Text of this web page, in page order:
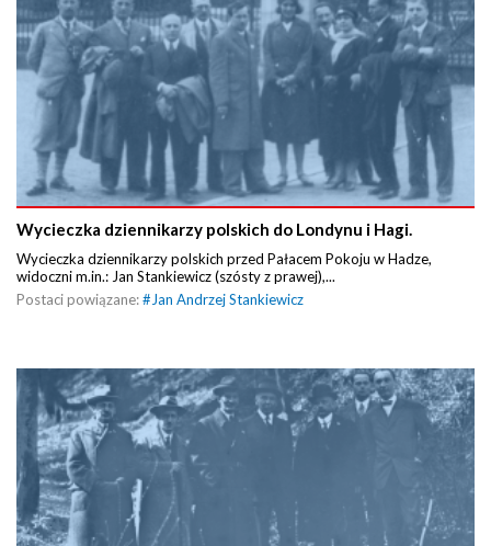
Wycieczka dziennikarzy polskich do Londynu i Hagi.
Wycieczka dziennikarzy polskich przed Pałacem Pokoju w Hadze,
widoczni m.in.: Jan Stankiewicz (szósty z prawej),...
Postaci powiązane:#Jan Andrzej Stankiewicz